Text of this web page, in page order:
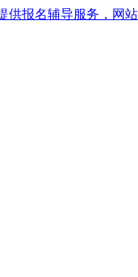
供报名辅导服务，网